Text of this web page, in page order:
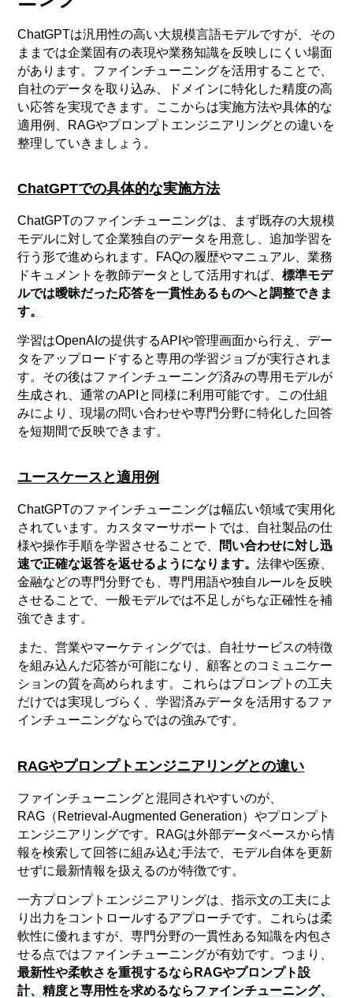
ChatGPTは汎用性の高い大規模言語モデルですが、その
ままでは企業固有の表現や業務知識を反映しにくい場面
があります。ファインチューニングを活用することで、
自社のデータを取り込み、ドメインに特化した精度の高
い応答を実現できます。ここからは実施方法や具体的な
適用例、RAGやプロンプトエンジニアリングとの違いを
整理していきましょう。
ChatGPTでの具体的な実施方法
ChatGPTのファインチューニングは、まず既存の大規模
モデルに対して企業独自のデータを用意し、追加学習を
行う形で進められます。FAQの履歴やマニュアル、業務
ドキュメントを教師データとして活用すれば、標準モデ
ルでは曖昧だった応答を一貫性あるものへと調整できま
す。
学習はOpenAIの提供するAPIや管理画面から行え、デー
タをアップロードすると専用の学習ジョブが実行されま
す。その後はファインチューニング済みの専用モデルが
生成され、通常のAPIと同様に利用可能です。この仕組
みにより、現場の問い合わせや専門分野に特化した回答
を短期間で反映できます。
ユースケースと適用例
ChatGPTのファインチューニングは幅広い領域で実用化
されています。カスタマーサポートでは、自社製品の仕
様や操作手順を学習させることで、 問い合わせに対し迅
速で正確な返答を返せるようになります。法律や医療、
金融などの専門分野でも、専門用語や独自ルールを反映
させることで、一般モデルでは不足しがちな正確性を補
強できます。
また、営業やマーケティングでは、自社サービスの特徴
を組み込んだ応答が可能になり、顧客とのコミュニケー
ションの質を高められます。これらはプロンプトの工夫
だけでは実現しづらく、学習済みデータを活用するファ
インチューニングならではの強みです。
RAGやプロンプトエンジニアリングとの違い
ファインチューニングと混同されやすいのが、
RAG（Retrieval-Augmented Generation）やプロンプト
エンジニアリングです。RAGは外部データベースから情
報を検索して回答に組み込む手法で、モデル自体を更新
せずに最新情報を扱えるのが特徴です。
一方プロンプトエンジニアリングは、指示文の工夫によ
り出力をコントロールするアプローチです。これらは柔
軟性に優れますが、専門分野の一貫性ある知識を内包さ
せる点ではファインチューニングが有効です。つまり、
最新性や柔軟さを重視するならRAGやプロンプト設
計、精度と専用性を求めるならファインチューニング、